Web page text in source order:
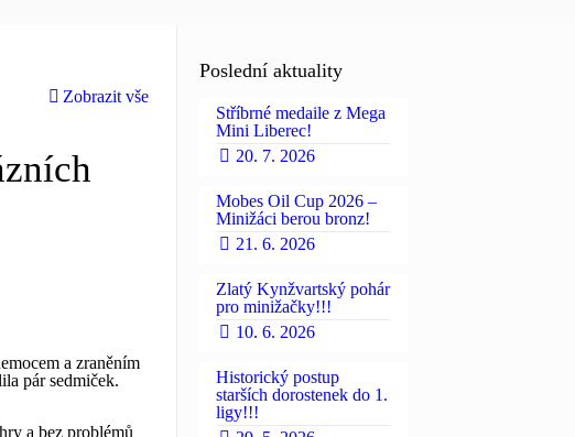
Zobrazit vše
a zraněním
pár sedmiček.
a bez problémů
Poslední aktuality
Stříbrné medaile z Mega
Mini Liberec!
20. 7. 2026
Mobes Oil Cup 2026 –
Minižáci berou bronz!
21. 6. 2026
Zlatý Kynžvartský pohár
pro minižačky!!!
10. 6. 2026
Historický postup
starších dorostenek do 1.
ligy!!!